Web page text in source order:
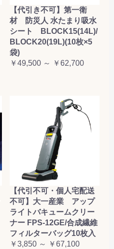
【代引き不可】第一衛
材 防災人 水たまり吸水
シート BLOCK15(14L)/
BLOCK20(19L)(10枚×5
袋)
￥49,500 ～ ￥62,700
【代引不可・個人宅配送
不可】大一産業 アップ
ライトバキュームクリー
ナー FPS-12GE/合成繊維
フィルターバッグ10枚入
￥3,850 ～ ￥67,100